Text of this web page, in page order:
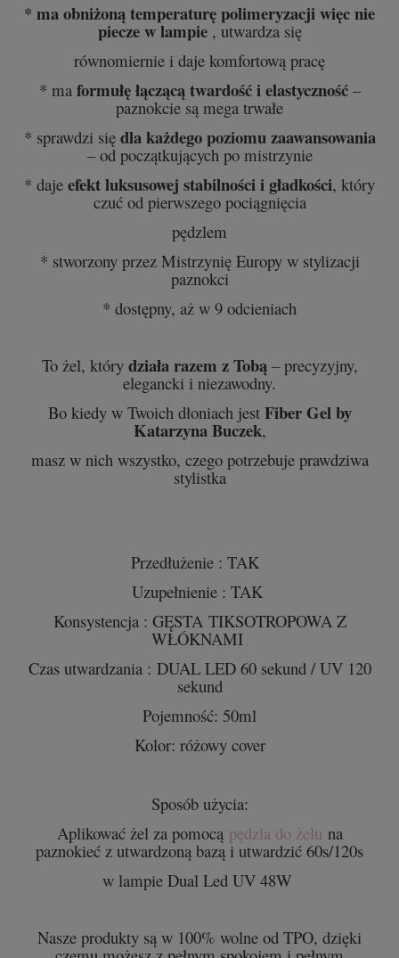
* ma obniżoną temperaturę polimeryzacji więc nie
piecze w lampie , utwardza się
równomiernie i daje komfortową pracę
* ma formułę łączącą twardość i elastyczność–
paznokcie są mega trwałe
* sprawdzi się dla każdego poziomu zaawansowania
– od początkujących po mistrzynie
* daje efekt luksusowej stabilności i gładkości, który
czuć od pierwszego pociągnięcia
pędzlem
* stworzony przez Mistrzynię Europy w stylizacji
paznokci
* dostępny, aż w 9 odcieniach
To żel, który działa razem z Tobą– precyzyjny,
elegancki i niezawodny.
Bo kiedy w Twoich dłoniach jest Fiber Gel by
Katarzyna Buczek,
masz w nich wszystko, czego potrzebuje prawdziwa
stylistka
Przedłużenie : TAK
Uzupełnienie : TAK
Konsystencja : GĘSTA TIKSOTROPOWA Z
WŁÓKNAMI
Czas utwardzania : DUAL LED 60 sekund / UV 120
sekund
Pojemność: 50ml
Kolor: różowy cover
Sposób użycia:
Aplikować żel za pomocą pędzla do żelu na
paznokieć z utwardzoną bazą i utwardzić 60s/120s
w lampie Dual Led UV 48W
Nasze produkty są w 100% wolne od TPO, dzięki